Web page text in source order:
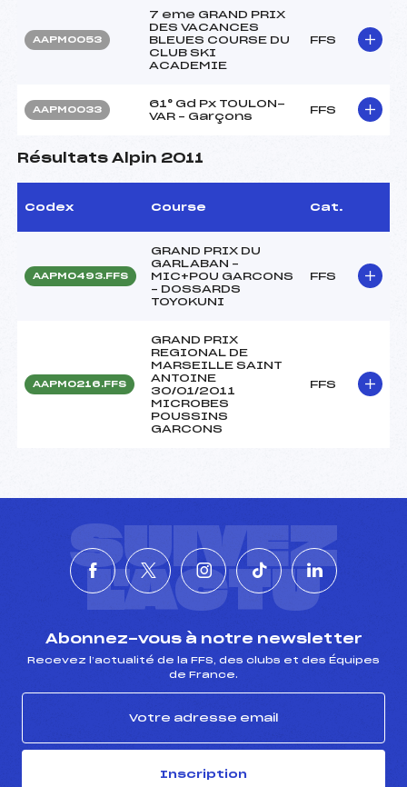
AAPM0053
7 eme GRAND PRIX
DES VACANCES
BLEUES COURSE DU
CLUB SKI
ACADEMIE
FFS
AAPM0033
61° Gd Px TOULON-
VAR – Garçons
FFS
Résultats Alpin 2011
Codex Course Cat.
AAPM0493.FFS
GRAND PRIX DU
GARLABAN –
MIC+POU GARCONS
– DOSSARDS
TOYOKUNI
FFS
AAPM0216.FFS
GRAND PRIX
REGIONAL DE
MARSEILLE SAINT
ANTOINE
30/01/2011
MICROBES
POUSSINS
GARCONS
FFS
SUIVEZ
L'ACTU
Abonnez-vous à notre newsletter
Recevez l’actualité de la FFS, des clubs et des Équipes
de France.
Inscription